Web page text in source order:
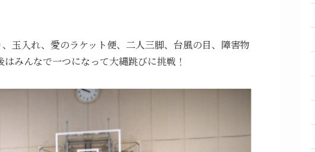
玉入れ、愛のラケット便、二人三脚、台風の目、障害物
みんなで一つになって大縄跳びに挑戦！